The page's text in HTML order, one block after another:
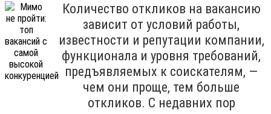
Количество откликов на вакансию
зависит от условий работы,
известности и репутации компании,
функционала и уровня требований,
предъявляемых к соискателям, —
чем они проще, тем больше
откликов. С недавних пор